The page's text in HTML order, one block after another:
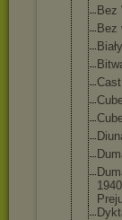
Bez
Bez